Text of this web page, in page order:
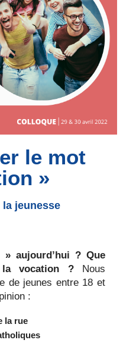
le mot
»
la jeunesse
aujourd’hui ? Que
vocation ?Nous
de jeunes entre 18 et
:
la rue